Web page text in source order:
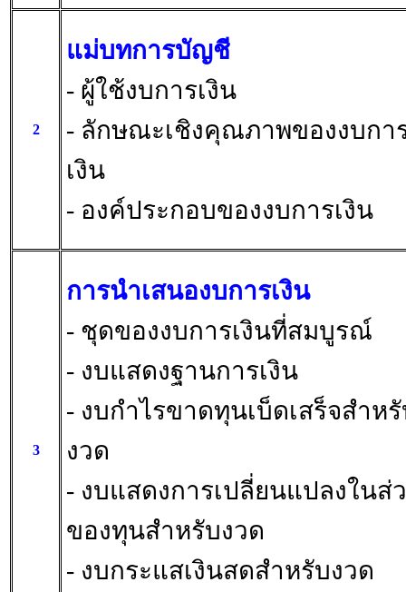
2
แม่บทการบัญชี
- ผู้ใช้งบการเงิน
- ลักษณะเชิงคุณภาพของงบกา
เงิน
- องค์ประกอบของงบการเงิน
3
การนำเสนองบการเงิน
- ชุดของงบการเงินที่สมบูรณ์
- งบแสดงฐานการเงิน
- งบกำไรขาดทุนเบ็ดเสร็จสำห
งวด
- งบแสดงการเปลี่ยนแปลงในส่
ของทุนสำหรับงวด
- งบกระแสเงินสดสำหรับงวด